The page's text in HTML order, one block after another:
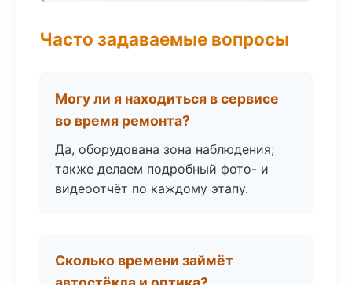
Часто задаваемые вопросы
Могу ли я находиться в сервисе
во время ремонта?
Да, оборудована зона наблюдения;
также делаем подробный фото- и
видеоотчёт по каждому этапу.
Сколько времени займёт